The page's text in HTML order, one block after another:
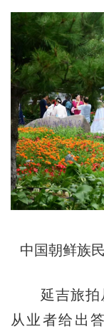
中国朝鲜族
延吉旅拍从
从业者给出